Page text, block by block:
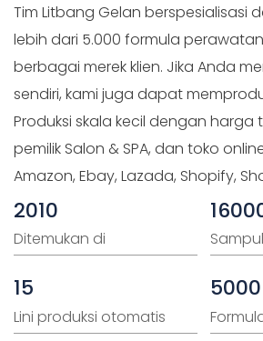
Tim Litbang Gelan berspesialisasi
lebih dari 5.000 formula
berbagai merek klien. Jika Anda
sendiri, kami juga dapat
Produksi skala kecil dengan harga
pemilik Salon & SPA, dan toko
Amazon, Ebay, Lazada, Shopify,
2010
Ditemukan di
15
Lini produksi otomatis
5000